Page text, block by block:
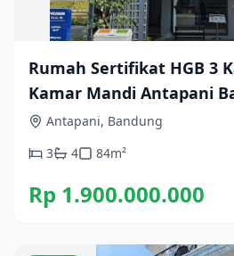
Rumah Sertifikat HGB 3
Kamar Mandi Antapani
Antapani, Bandung
3
4 84m²
Rp 1.900.000.000